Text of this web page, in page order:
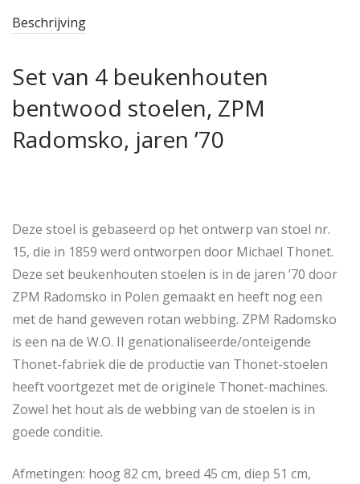
Beschrijving
Set van 4 beukenhouten
bentwood stoelen, ZPM
Radomsko, jaren ’70
Deze stoel is gebaseerd op het ontwerp van stoel nr.
15, die in 1859 werd ontworpen door Michael Thonet.
Deze set beukenhouten stoelen is in de jaren ’70 door
ZPM Radomsko in Polen gemaakt en heeft nog een
met de hand geweven rotan webbing. ZPM Radomsko
is een na de W.O. II genationaliseerde/onteigende
Thonet-fabriek die de productie van Thonet-stoelen
heeft voortgezet met de originele Thonet-machines.
Zowel het hout als de webbing van de stoelen is in
goede conditie.
Afmetingen: hoog 82 cm, breed 45 cm, diep 51 cm,